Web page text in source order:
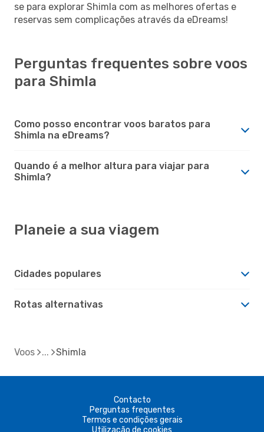
se para explorar Shimla com as melhores ofertas e
reservas sem complicações através da eDreams!
Perguntas frequentes sobre voos
para Shimla
Como posso encontrar voos baratos para
Shimla na eDreams?
Quando é a melhor altura para viajar para
Shimla?
Planeie a sua viagem
Cidades populares
Rotas alternativas
Voos Shimla
Contacto
Perguntas frequentes
Termos e condições gerais
Utilização de cookies